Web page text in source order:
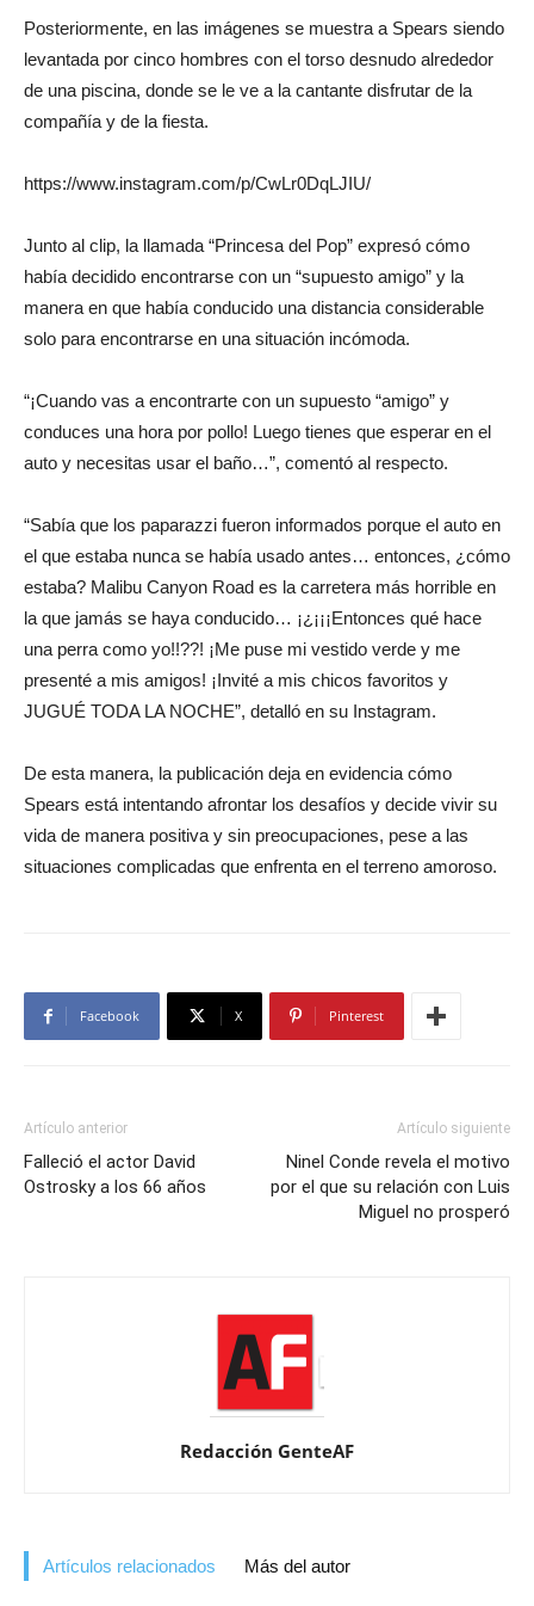
Posteriormente, en las imágenes se muestra a Spears siendo
levantada por cinco hombres con el torso desnudo alrededor
de una piscina, donde se le ve a la cantante disfrutar de la
compañía y de la fiesta.
https://www.instagram.com/p/CwLr0DqLJIU/
Junto al clip, la llamada “Princesa del Pop” expresó cómo
había decidido encontrarse con un “supuesto amigo” y la
manera en que había conducido una distancia considerable
solo para encontrarse en una situación incómoda.
“¡Cuando vas a encontrarte con un supuesto “amigo” y
conduces una hora por pollo! Luego tienes que esperar en el
auto y necesitas usar el baño…”, comentó al respecto.
“Sabía que los paparazzi fueron informados porque el auto en
el que estaba nunca se había usado antes… entonces, ¿cómo
estaba? Malibu Canyon Road es la carretera más horrible en
la que jamás se haya conducido… ¡¿¡¡¡Entonces qué hace
una perra como yo!!??! ¡Me puse mi vestido verde y me
presenté a mis amigos! ¡Invité a mis chicos favoritos y
JUGUÉ TODA LA NOCHE”, detalló en su Instagram.
De esta manera, la publicación deja en evidencia cómo
Spears está intentando afrontar los desafíos y decide vivir su
vida de manera positiva y sin preocupaciones, pese a las
situaciones complicadas que enfrenta en el terreno amoroso.
Facebook X Pinterest
Artículo anterior
Falleció el actor David
Ostrosky a los 66 años
Artículo siguiente
Ninel Conde revela el motivo
por el que su relación con Luis
Miguel no prosperó
Redacción GenteAF
Artículos relacionados Más del autor